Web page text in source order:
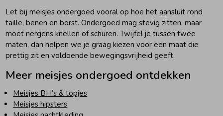
Let bij meisjes ondergoed vooral op hoe het aansluit rond
taille, benen en borst. Ondergoed mag stevig zitten, maar
moet nergens knellen of schuren. Twijfel je tussen twee
maten, dan helpen we je graag kiezen voor een maat die
prettig zit en voldoende bewegingsvrijheid geeft.
Meer meisjes ondergoed ontdekken
Meisjes BH’s & topjes
Meisjes hipsters